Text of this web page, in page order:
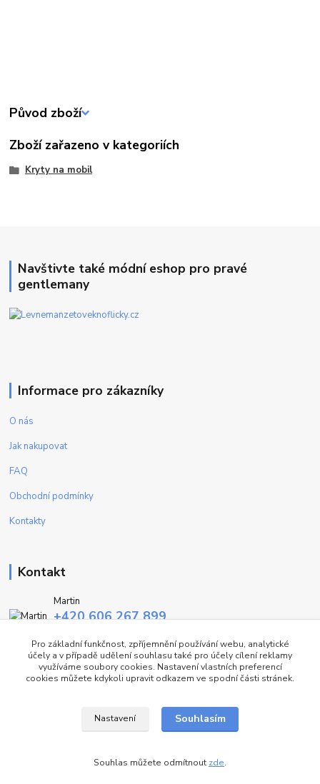
Původ zboží
Zboží zařazeno v kategoriích
Kryty na mobil
Navštivte také módní eshop pro pravé
gentlemany
Informace pro zákazníky
O nás
Jak nakupovat
FAQ
Obchodní podmínky
Kontakty
Kontakt
Martin
+420 606 267 899
info@fashiontrend.cz
©FT
Pro základní funkčnost, zpříjemnění používání webu, analytické
účely a v případě udělení souhlasu také pro účely cílení reklamy
využíváme soubory cookies. Nastavení vlastních preferencí
cookies můžete kdykoli upravit odkazem ve spodní části stránek.
Nastavení Souhlasím
Souhlas můžete odmítnout zde.